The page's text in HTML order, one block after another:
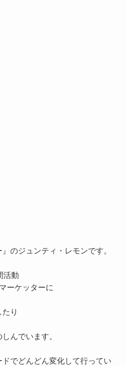
のジュンティ・レモンです。
活動
ーケッターに
り
んでいます。
でどんどん変化して行ってい